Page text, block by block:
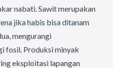
nabati. Sawit merupakan
jika habis bisa ditanam
mengurangi
fosil. Produksi minyak
eksploitasi lapangan